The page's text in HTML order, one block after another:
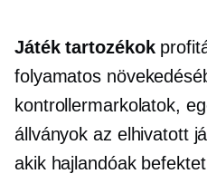
Játék tartozékok
folyamatos
kontrollermarkolatok,
állványok az elhivatott
akik hajlandóak